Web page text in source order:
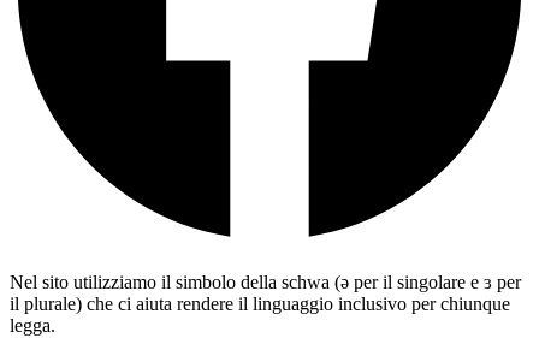
Nel sito utilizziamo il simbolo della schwa (ə per il singolare e ɜ per
il plurale) che ci aiuta rendere il linguaggio inclusivo per chiunque
legga.